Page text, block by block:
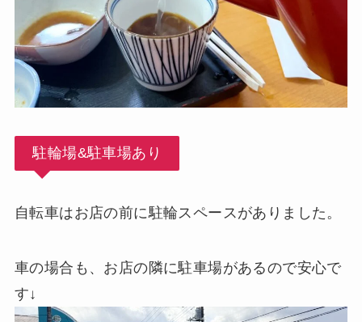
駐輪場&駐車場あり
自転車はお店の前に駐輪スペースがありました。
車の場合も、お店の隣に駐車場があるので安心で
す↓